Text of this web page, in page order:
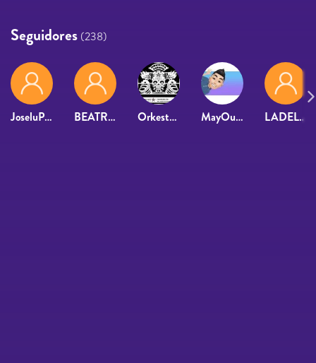
Seguidores (238)
JoseluPicks BEATRIZ GARCIA GUTIERREZ Orkesta Paraiso MayOuteiral LADELCUARTOBE